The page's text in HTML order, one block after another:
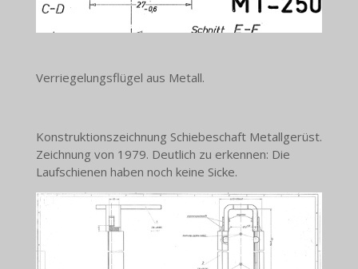
Verriegelungsflügel aus Metall.
Konstruktionszeichnung Schiebeschaft Metallgerüst.
Zeichnung von 1979. Deutlich zu erkennen: Die
Laufschienen haben noch keine Sicke.